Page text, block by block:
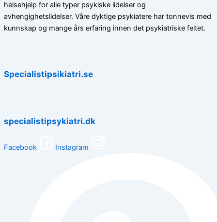
helsehjelp for alle typer psykiske lidelser og
avhengighetslidelser. Våre dyktige psykiatere har tonnevis med
kunnskap og mange års erfaring innen det psykiatriske feltet.
Specialistipsikiatri.se
specialistipsykiatri.dk
Facebook Instagram